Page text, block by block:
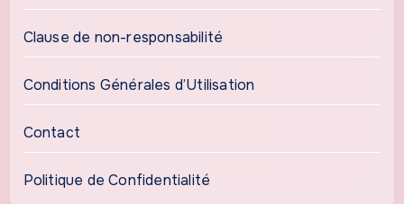
Clause de non-responsabilité
Conditions Générales d’Utilisation
Contact
Politique de Confidentialité